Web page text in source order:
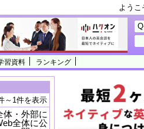
ようこ
習資料 ランキング
～1件を表示
体・外部に
全体に公